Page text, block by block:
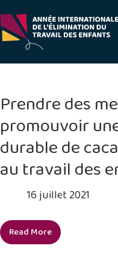
to
content
Prendre des
promouvoir
durable de
au travail des
16 juillet 2021
Read More
Prendre